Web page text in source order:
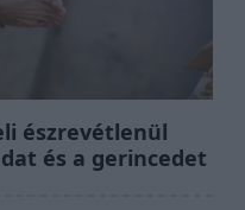
észrevétlenül
és a gerincedet